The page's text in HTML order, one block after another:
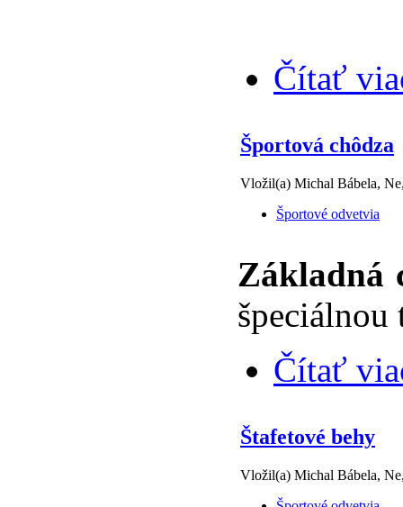
Čítať
Športová chôdza
Vložil(a) Michal Bábela,
Športové odvetvia
Základná
špeciálnou
Čítať
Štafetové behy
Vložil(a) Michal Bábela,